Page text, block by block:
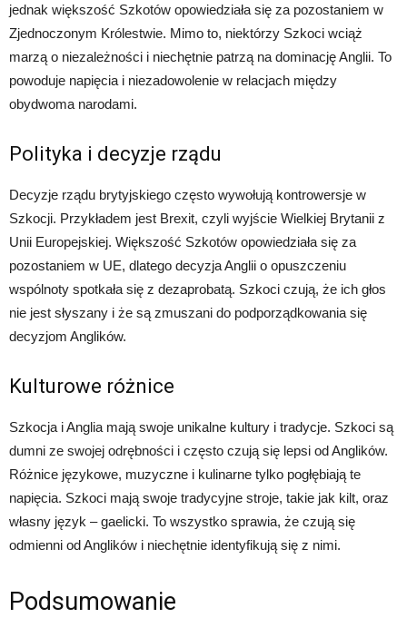
jednak większość Szkotów opowiedziała się za pozostaniem w
Zjednoczonym Królestwie. Mimo to, niektórzy Szkoci wciąż
marzą o niezależności i niechętnie patrzą na dominację Anglii. To
powoduje napięcia i niezadowolenie w relacjach między
obydwoma narodami.
Polityka i decyzje rządu
Decyzje rządu brytyjskiego często wywołują kontrowersje w
Szkocji. Przykładem jest Brexit, czyli wyjście Wielkiej Brytanii z
Unii Europejskiej. Większość Szkotów opowiedziała się za
pozostaniem w UE, dlatego decyzja Anglii o opuszczeniu
wspólnoty spotkała się z dezaprobatą. Szkoci czują, że ich głos
nie jest słyszany i że są zmuszani do podporządkowania się
decyzjom Anglików.
Kulturowe różnice
Szkocja i Anglia mają swoje unikalne kultury i tradycje. Szkoci są
dumni ze swojej odrębności i często czują się lepsi od Anglików.
Różnice językowe, muzyczne i kulinarne tylko pogłębiają te
napięcia. Szkoci mają swoje tradycyjne stroje, takie jak kilt, oraz
własny język – gaelicki. To wszystko sprawia, że czują się
odmienni od Anglików i niechętnie identyfikują się z nimi.
Podsumowanie